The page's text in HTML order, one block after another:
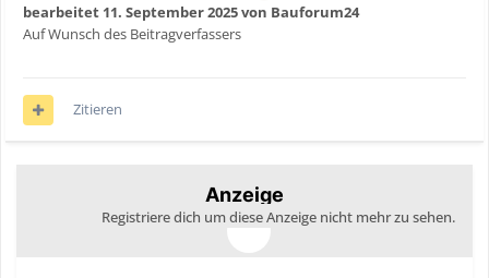
bearbeitet 11. September 2025von Bauforum24
Auf Wunsch des Beitragverfassers
Zitieren
Anzeige
Registriere dich um diese Anzeige nicht mehr zu sehen.